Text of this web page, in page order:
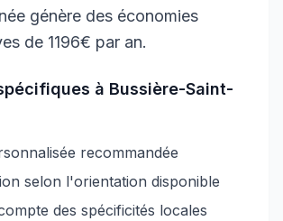
génère des économies
de 1196€ par an.
à Bussière-Saint-
recommandée
selon l'orientation disponible
des spécificités locales